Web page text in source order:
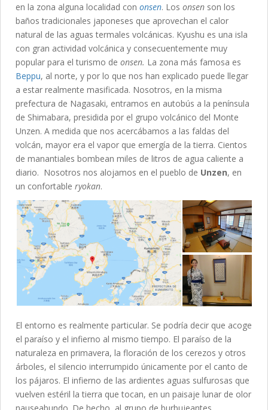
en la zona alguna localidad con onsen. Los onsen son los
baños tradicionales japoneses que aprovechan el calor
natural de las aguas termales volcánicas. Kyushu es una isla
con gran actividad volcánica y consecuentemente muy
popular para el turismo de onsen. La zona más famosa es
Beppu, al norte, y por lo que nos han explicado puede llegar
a estar realmente masificada. Nosotros, en la misma
prefectura de Nagasaki, entramos en autobús a la península
de Shimabara, presidida por el grupo volcánico del Monte
Unzen. A medida que nos acercábamos a las faldas del
volcán, mayor era el vapor que emergía de la tierra. Cientos
de manantiales bombean miles de litros de agua caliente a
diario. Nosotros nos alojamos en el pueblo de Unzen, en
un confortable ryokan.
El entorno es realmente particular. Se podría decir que acoge
el paraíso y el infierno al mismo tiempo. El paraíso de la
naturaleza en primavera, la floración de los cerezos y otros
árboles, el silencio interrumpido únicamente por el canto de
los pájaros. El infierno de las ardientes aguas sulfurosas que
vuelven estéril la tierra que tocan, en un paisaje lunar de olor
nauseabundo. De hecho, al grupo de burbujeantes